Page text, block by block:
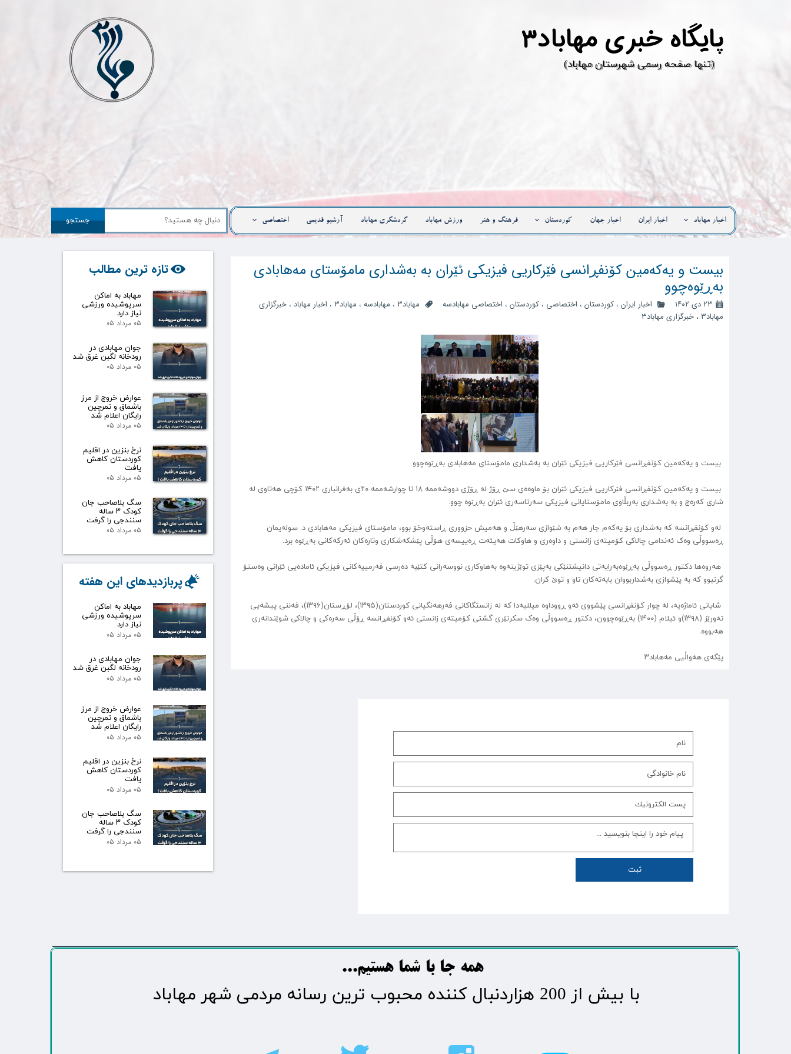
پ
​(تنها صفحه رسمی شهرستان مهاباد)
اخبار مهاباد اخبار ایران اخبار جهان کوردستان فرهنگ و هنر ورزش مهاباد گردشگری مهاباد آرشیو قدیمی اختصاصی جستجو
بیست و یەکەمین کۆنفڕانسی فێرکاریی فیزیکی ئێران بە بەشداری مامۆستای مەهابادی
بەڕێوەچوو
۲۳ دی ۱۴۰۲ اخبار ایران ،کوردستان ، اختصاصی ،کوردستان ، اختصاصی مهابادسه مهاباد3 ، مهابادسه ، مهاباد۳ ، اخبار مهاباد ،خبرگزاری
مهاباد3
،خبرگزاری مهاباد۳
‍ بیست و یەکەمین کۆنفڕانسی فێرکاریی فیزیکی ئێران بە بەشداری مامۆستای مەهابادی بەڕێوەچوو
بیست و یەکەمین کۆنفڕانسی فێرکاریی فیزیکی ئێران بۆ ماوەەی سێ ڕۆژ لە ڕۆژی دووشەممە ۱۸ تا چوارشەممە ۲۰ی بەفرانباری ۱۴۰۲ کۆچی هەتاوی لە
شاری کەرەج و بە بەشداری بەربڵاوی مامۆستایانی فیزیکی سەرتاسەری ئێران بەڕێوە چوو.
لەو کۆنفڕانسە کە بەشداری بۆ یەکەم جار هەم بە شێوازی سەرهێڵ و هەمیش حزووری ڕاستەوخۆ بوو، مامۆستای فیزیکی مەهابادی د. سولەیمان
ڕەسووڵی وەک ئەندامی چالاکی کۆمیتەی زانستی و داوەری و هاوکات هەیئەت ڕەییسەی هۆڵی پێشکەشکاری وتارەکان ئەرکەکانی بەڕێوە برد.
هەروەها دکتور ڕەسووڵی بەڕێوەبەرایەتی دانیشتنێکی بەپێزی توێژینەوە بەهاوکاری نووسەرانی کتێبە دەرسی فەرمییەکانی فیزیکی ئامادەیی ئێرانی وەستۆ
گرتبوو کە بە پێشوازی بەشداربووان بابەتەکان تاو و توێ کران.
شایانی ئاماژەیە، لە چوار کۆنفڕانسی پێشووی ئەو ڕووداوە میللیەدا کە لە زانستگاکانی فەرهەنگیانی کوردستان(۱۳۹۵)، لۆڕستان(۱۳۹۶)، فەننی پیشەیی
تەورێز (۱۳۹۸)و ئیلام (۱۴۰۰) بەڕێوەچوون، دکتور ڕەسووڵی وەک سکرتێری گشتی کۆمیتەی زانستی ئەو کۆنفڕانسە ڕۆڵی سەرەکی و چالاکی شوێندانەری
هەبووە.
پێگەی هەواڵیی مەهاباد۳
تازه ترین مطالب
مهاباد به اماکن
سرپوشیده ورزشی
نیاز دارد
۰۵ مرداد ۰۵
جوان مهابادی در
رودخانه لگبن غرق شد
۰۵ مرداد ۰۵
عوارض خروج از مرز
باشماق و تمرچین
رایگان اعلام شد
۰۵ مرداد ۰۵
نرخ بنزین در اقلیم
کوردستان کاهش
یافت
۰۵ مرداد ۰۵
سگ بلاصاحب جان
کودک ۳ ساله
سنندجی را گرفت
۰۵ مرداد ۰۵
مهاباد به اماکن
سرپوشیده ورزشی
نیاز دارد
۰۵ مرداد ۰۵
جوان مهابادی در
رودخانه لگبن غرق شد
۰۵ مرداد ۰۵
عوارض خروج از مرز
باشماق و تمرچین
رایگان اعلام شد
۰۵ مرداد ۰۵
نرخ بنزین در اقلیم
کوردستان کاهش
یافت
۰۵ مرداد ۰۵
سگ بلاصاحب جان
کودک ۳ ساله
سنندجی را گرفت
۰۵ مرداد ۰۵
پربازدیدهای این هفته
ثبت
​​​همه جا با شما هستیم...​​​​​​​​​​​​​​
​با بیش از 200 هزاردنبال کننده محبوب ترین رسانه مردمی شهر مهاباد​​​​​​​​​​​​​​